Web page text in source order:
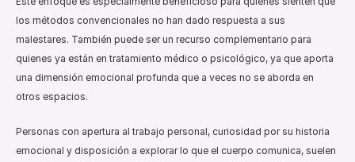
los métodos convencionales no han dado respuesta a sus
malestares. También puede ser un recurso complementario para
quienes ya están en tratamiento médico o psicológico, ya que aporta
una dimensión emocional profunda que a veces no se aborda en
otros espacios.
Personas con apertura al trabajo personal, curiosidad por su historia
emocional y disposición a explorar lo que el cuerpo comunica, suelen